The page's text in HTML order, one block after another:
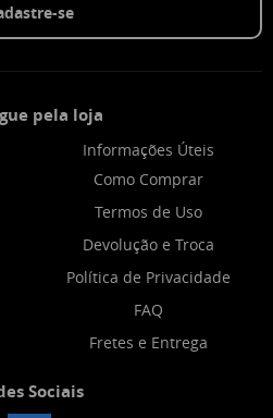
se
pela loja
Informações Úteis
Como Comprar
Termos de Uso
Devolução e Troca
Política de Privacidade
FAQ
Fretes e Entrega
Sociais